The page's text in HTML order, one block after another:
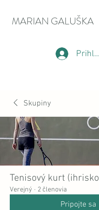
MARIAN GALUŠKA
Skupiny
Tenisový kurt
Verejný · 2 členovia
Pripojte sa